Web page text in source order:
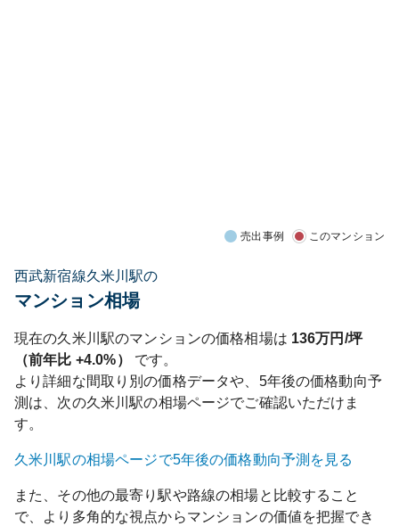
売出事例 このマンション
西武新宿線久米川駅の
マンション相場
現在の久米川 駅のマンションの価格相場は 136万円/坪
（前年比 +4.0%）
です。
より詳細な間取り別の価格データや、5年後の価格動向予
測は、次の久米川駅の相場ページでご確認いただけま
す。
久米川駅の相場ページで5年後の価格動向予測を見る
また、その他の最寄り駅や路線の相場と比較すること
で、より多角的な視点からマンションの価値を把握でき